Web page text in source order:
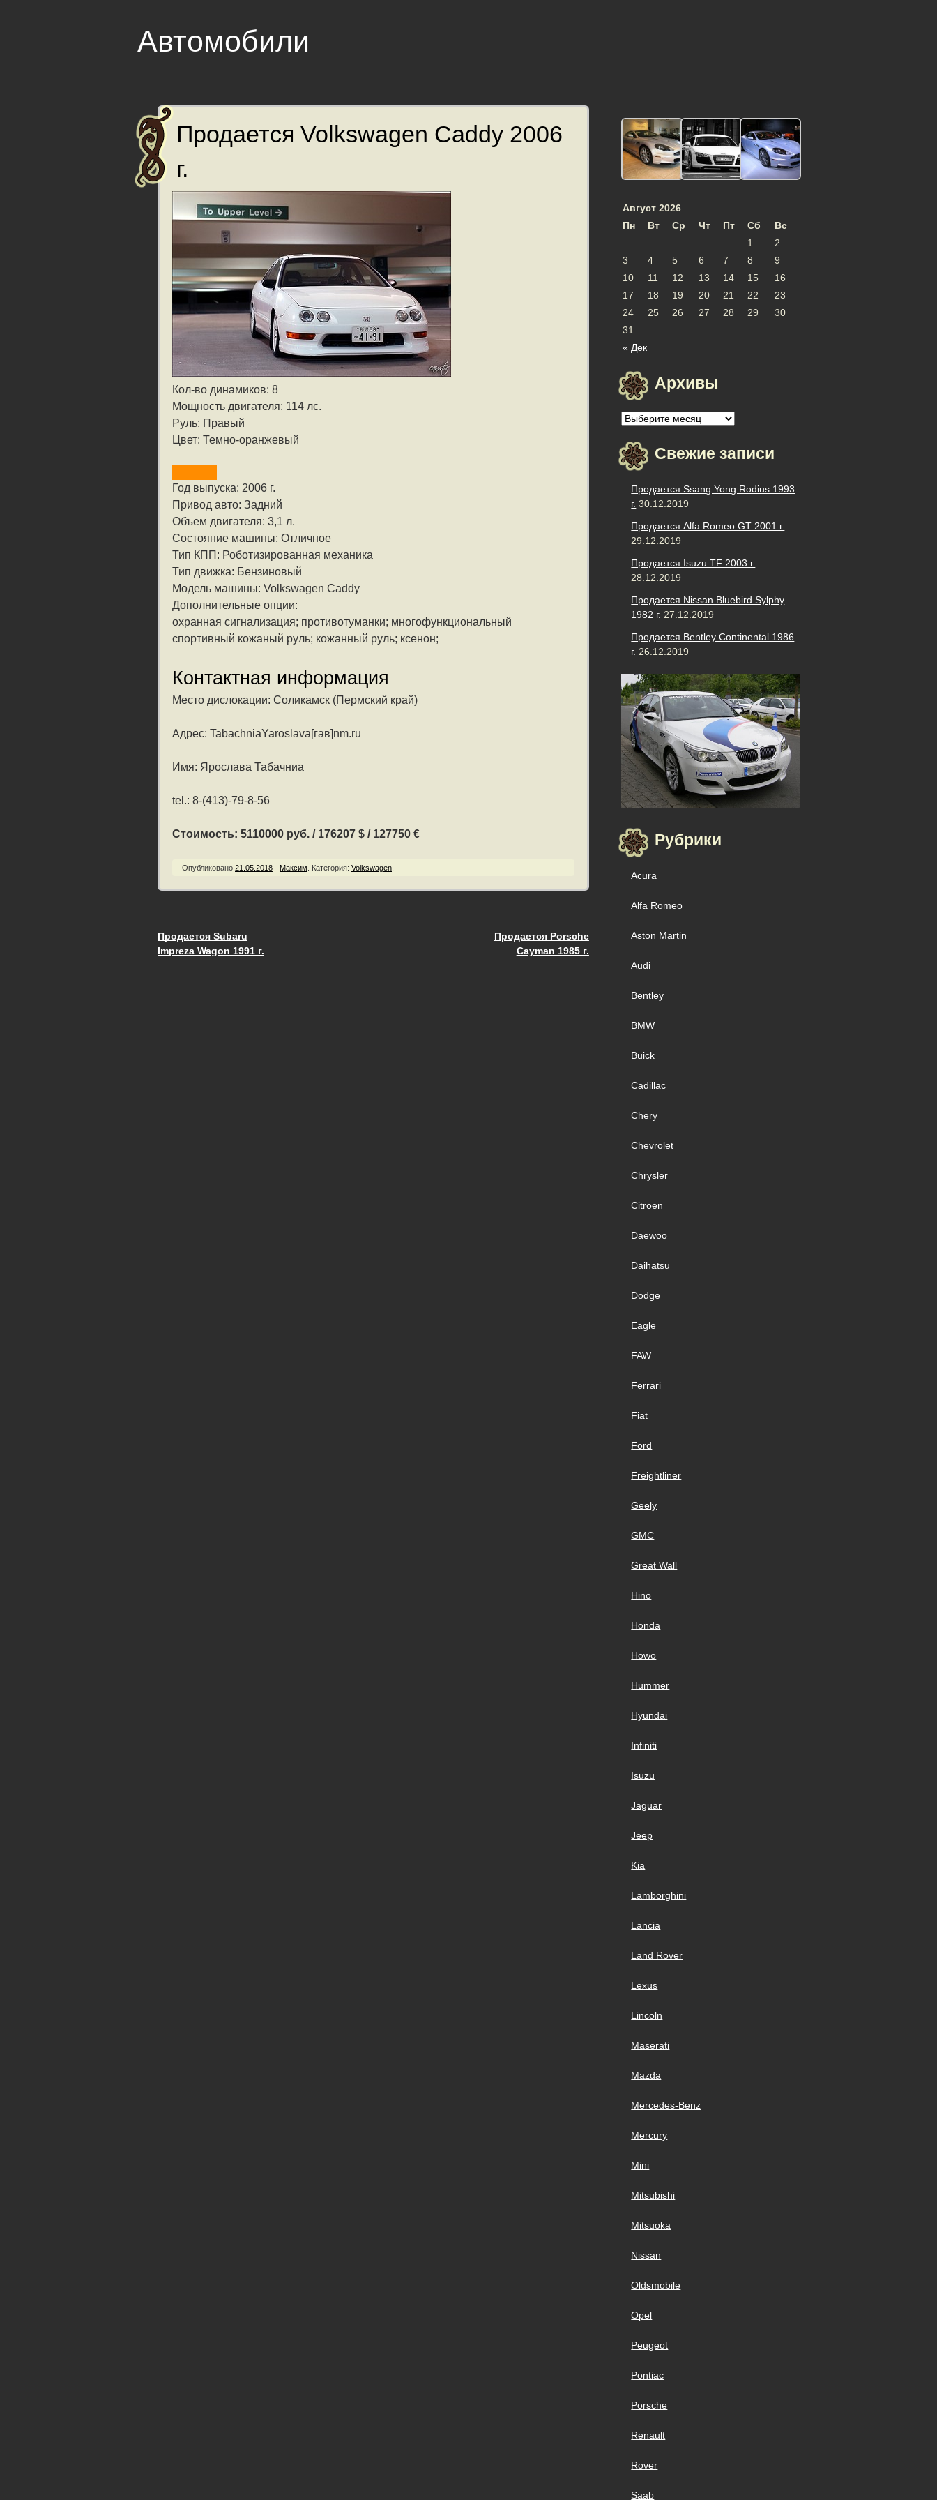
Автомобили
Продается Volkswagen Caddy 2006
г.
Кол-во динамиков: 8
Мощность двигателя: 114 лс.
Руль: Правый
Цвет: Темно-оранжевый
Год выпуска: 2006 г.
Привод авто: Задний
Объем двигателя: 3,1 л.
Состояние машины: Отличное
Тип КПП: Роботизированная механика
Тип движка: Бензиновый
Модель машины: Volkswagen Caddy
Дополнительные опции:
охранная сигнализация; противотуманки; многофункциональный
спортивный кожаный руль; кожанный руль; ксенон;
Контактная информация
Место дислокации: Соликамск (Пермский край)
Адрес: TabachniaYaroslava[гав]nm.ru
Имя: Ярослава Табачниа
tel.: 8-(413)-79-8-56
Стоимость: 5110000 руб. / 176207 $ / 127750 €
Опубликовано 21.05.2018 - Максим Категория: Volkswagen
Запись навигация
Продается Subaru
Impreza Wagon 1991 г.
Продается Porsche
Cayman 1985 г.
Август 2026
Пн
Вт Ср Чт Пт Сб Вс
« Дек
1
2
3
4 5 6 7 8
9
10
11 12 13 14 15
16
17
18 19 20 21 22
23
24
25 26 27 28 29
30
31
Архивы
Архивы
Свежие записи
Продается Ssang Yong Rodius 1993
г. 30.12.2019
Продается Alfa Romeo GT 2001 г.
29.12.2019
Продается Isuzu TF 2003 г.
28.12.2019
Продается Nissan Bluebird Sylphy
1982 г. 27.12.2019
Продается Bentley Continental 1986
г. 26.12.2019
Рубрики
Acura
Alfa Romeo
Aston Martin
Audi
Bentley
BMW
Buick
Cadillac
Chery
Chevrolet
Chrysler
Citroen
Daewoo
Daihatsu
Dodge
Eagle
FAW
Ferrari
Fiat
Ford
Freightliner
Geely
GMC
Great Wall
Hino
Honda
Howo
Hummer
Hyundai
Infiniti
Isuzu
Jaguar
Jeep
Kia
Lamborghini
Lancia
Land Rover
Lexus
Lincoln
Maserati
Mazda
Mercedes-Benz
Mercury
Mini
Mitsubishi
Mitsuoka
Nissan
Oldsmobile
Opel
Peugeot
Pontiac
Porsche
Renault
Rover
Saab